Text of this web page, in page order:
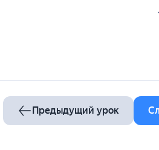
Предыдущий урок